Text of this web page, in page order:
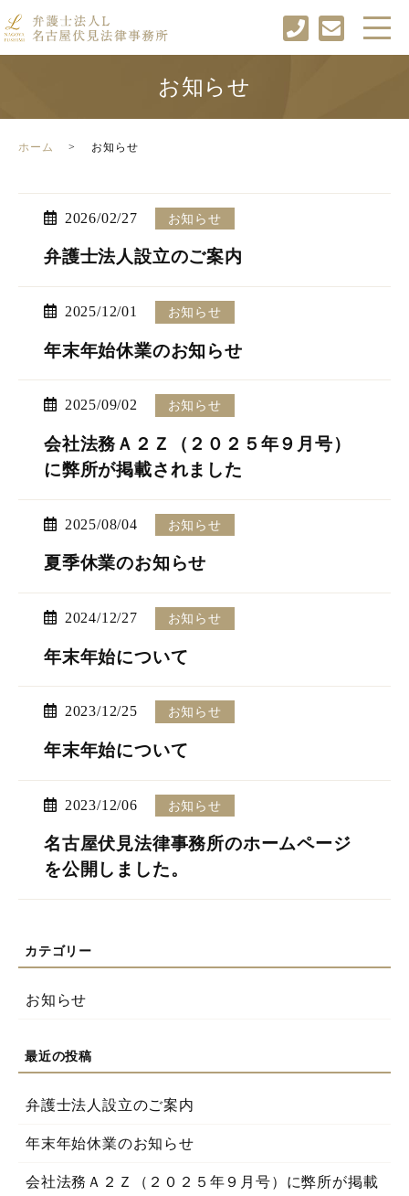
お知らせ
ホーム お知らせ
2026/02/27 お知らせ
弁護士法人設立のご案内
2025/12/01 お知らせ
年末年始休業のお知らせ
2025/09/02 お知らせ
会社法務Ａ２Ｚ（２０２５年９月号）
に弊所が掲載されました
2025/08/04 お知らせ
夏季休業のお知らせ
2024/12/27 お知らせ
年末年始について
2023/12/25 お知らせ
年末年始について
2023/12/06 お知らせ
名古屋伏見法律事務所のホームページ
を公開しました。
お知らせ
弁護士法人設立のご案内
年末年始休業のお知らせ
会社法務Ａ２Ｚ（２０２５年９月号）に弊所が掲載